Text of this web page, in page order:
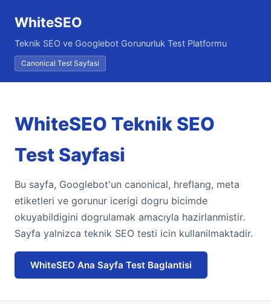
WhiteSEO
Teknik SEO ve Googlebot Gorunurluk Test Platformu
Canonical Test Sayfasi
WhiteSEO Teknik SEO
Test Sayfasi
Bu sayfa, Googlebot'un canonical, hreflang, meta
etiketleri ve gorunur icerigi dogru bicimde
okuyabildigini dogrulamak amacıyla hazirlanmistir.
Sayfa yalnizca teknik SEO testi icin kullanilmaktadir.
WhiteSEO Ana Sayfa Test Baglantisi